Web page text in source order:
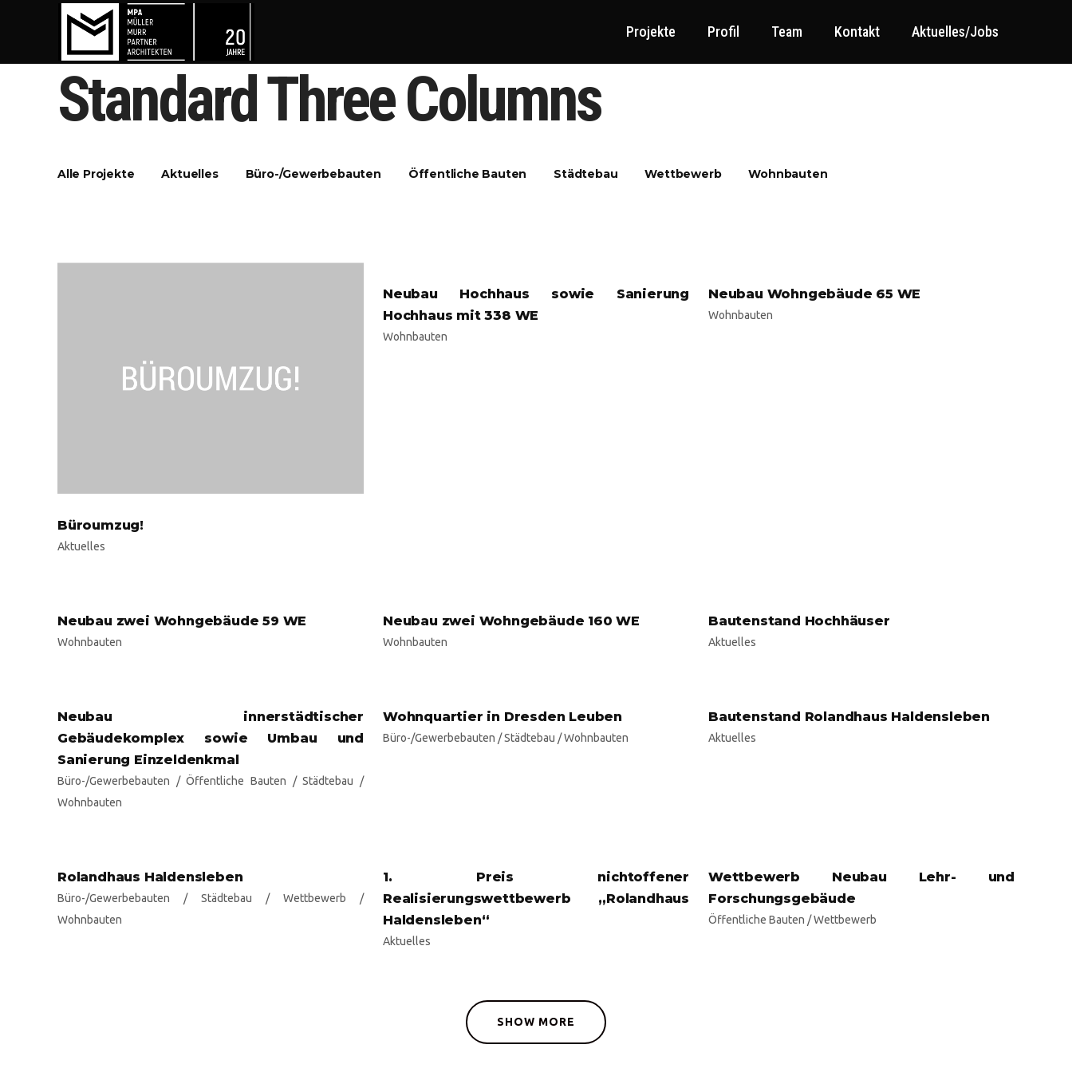
Projekte Profil Team Kontakt Aktuelles/Jobs
Standard Three Columns
Alle Projekte Aktuelles Büro-/Gewerbebauten Öffentliche Bauten Städtebau Wettbewerb Wohnbauten
Büroumzug!
Aktuelles
Neubau Hochhaus sowie Sanierung
Hochhaus mit 338 WE
Wohnbauten
Neubau Wohngebäude 65 WE
Wohnbauten
Neubau zwei Wohngebäude 59 WE
Wohnbauten
Neubau zwei Wohngebäude 160 WE
Wohnbauten
Bautenstand Hochhäuser
Aktuelles
Neubau innerstädtischer
Gebäudekomplex sowie Umbau und
Sanierung Einzeldenkmal
Büro-/Gewerbebauten /Öffentliche Bauten /Städtebau /
Wohnbauten
Wohnquartier in Dresden Leuben
Büro-/Gewerbebauten /Städtebau /Wohnbauten
Bautenstand Rolandhaus Haldensleben
Aktuelles
Rolandhaus Haldensleben
Büro-/Gewerbebauten / Städtebau / Wettbewerb /
Wohnbauten
1. Preis nichtoffener
Realisierungswettbewerb „Rolandhaus
Haldensleben“
Aktuelles
Wettbewerb Neubau Lehr- und
Forschungsgebäude
Öffentliche Bauten /Wettbewerb
SHOW MORE